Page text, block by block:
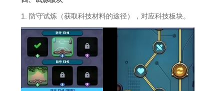
1. 防守试炼（获取科技材料的途径），对应科技板块。